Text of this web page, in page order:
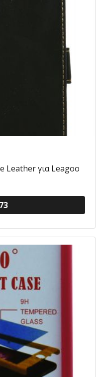
Leather για Leagoo